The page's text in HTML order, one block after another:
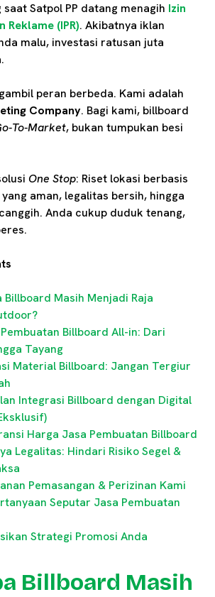
Satpol PP datang menagih Izin
Reklame (IPR). Akibatnya iklan
malu, investasi ratusan juta
peran berbeda. Kami adalah
Company. Bagi kami, billboard
To-Market, bukan tumpukan besi
One Stop: Riset lokasi berbasis
aman, legalitas bersih, hingga
Anda cukup duduk tenang,
Billboard Masih Menjadi Raja
Billboard All-in: Dari
Tayang
Material Billboard: Jangan Tergiur
Integrasi Billboard dengan Digital
Harga Jasa Pembuatan Billboard
Legalitas: Hindari Risiko Segel &
Pemasangan & Perizinan Kami
Seputar Jasa Pembuatan
Strategi Promosi Anda
Billboard Masih